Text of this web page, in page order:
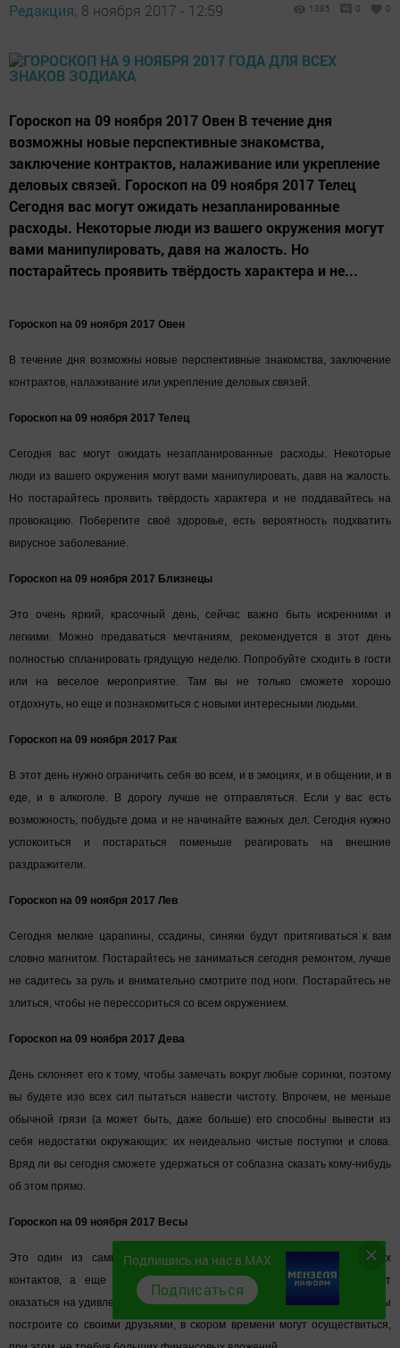
Редакция, 8 ноября 2017 - 12:59 1385 0 0
Гороскоп на 09 ноября 2017 Овен В течение дня
возможны новые перспективные знакомства,
заключение контрактов, налаживание или укрепление
деловых связей. Гороскоп на 09 ноября 2017 Телец
Сегодня вас могут ожидать незапланированные
расходы. Некоторые люди из вашего окружения могут
вами манипулировать, давя на жалость. Но
постарайтесь проявить твёрдость характера и не...
Гороскоп на 09 ноября 2017 Овен
В течение дня возможны новые перспективные знакомства, заключение
контрактов, налаживание или укрепление деловых связей.
Гороскоп на 09 ноября 2017 Телец
Сегодня вас могут ожидать незапланированные расходы. Некоторые
люди из вашего окружения могут вами манипулировать, давя на жалость.
Но постарайтесь проявить твёрдость характера и не поддавайтесь на
провокацию. Поберегите своё здоровье, есть вероятность подхватить
вирусное заболевание.
Гороскоп на 09 ноября 2017 Близнецы
Это очень яркий, красочный день, сейчас важно быть искренними и
легкими. Можно предаваться мечтаниям, рекомендуется в этот день
полностью спланировать грядущую неделю. Попробуйте сходить в гости
или на веселое мероприятие. Там вы не только сможете хорошо
отдохнуть, но еще и познакомиться с новыми интересными людьми.
Гороскоп на 09 ноября 2017 Рак
В этот день нужно ограничить себя во всем, и в эмоциях, и в общении, и в
еде, и в алкоголе. В дорогу лучше не отправляться. Если у вас есть
возможность, побудьте дома и не начинайте важных дел. Сегодня нужно
успокоиться и постараться поменьше реагировать на внешние
раздражители.
Гороскоп на 09 ноября 2017 Лев
Сегодня мелкие царапины, ссадины, синяки будут притягиваться к вам
словно магнитом. Постарайтесь не заниматься сегодня ремонтом, лучше
не садитесь за руль и внимательно смотрите под ноги. Постарайтесь не
злиться, чтобы не перессориться со всем окружением.
Гороскоп на 09 ноября 2017 Дева
День склоняет его к тому, чтобы замечать вокруг любые соринки, поэтому
вы будете изо всех сил пытаться навести чистоту. Впрочем, не меньше
обычной грязи (а может быть, даже больше) его способны вывести из
себя недостатки окружающих: их неидеально чистые поступки и слова.
Вряд ли вы сегодня сможете удержаться от соблазна сказать кому-нибудь
об этом прямо.
Гороскоп на 09 ноября 2017 Весы
Это один из самых благоприятных дней, для серьезных деловых
контактов, а еще восстановления дружеских связей, которые могут
оказаться на удивление, довольно прочными. Планы, которые сегодня вы
построите со своими друзьями, в скором времени могут осуществиться,
Подпишись на нас в MAX
Подписаться